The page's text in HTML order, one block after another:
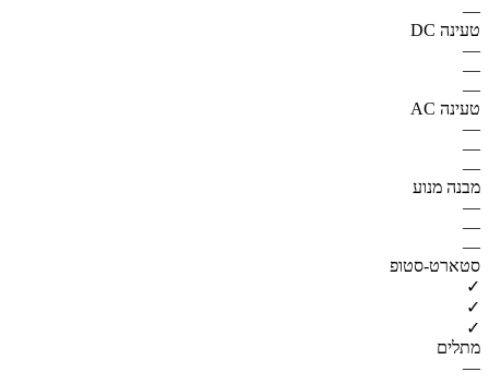
—
טעינה DC
—
—
—
טעינה AC
—
—
—
מבנה מנוע
—
—
—
סטארט-סטופ
✓
✓
✓
מתלים
—